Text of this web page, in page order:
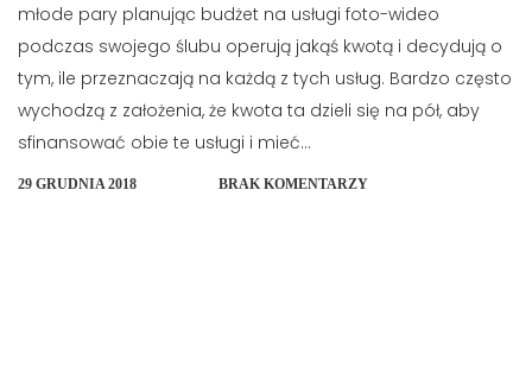
młode pary planując budżet na usługi foto-wideo
podczas swojego ślubu operują jakąś kwotą i decydują o
tym, ile przeznaczają na każdą z tych usług. Bardzo często
wychodzą z założenia, że kwota ta dzieli się na pół, aby
sfinansować obie te usługi i mieć...
29 GRUDNIA 2018 BRAK KOMENTARZY